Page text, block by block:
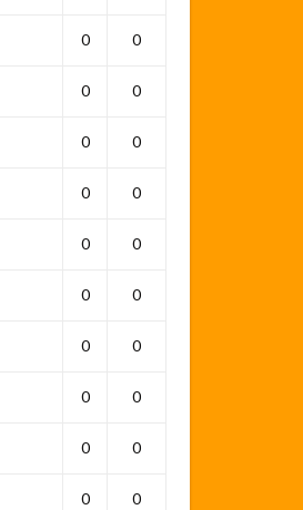
0 0
0 0
0 0
0 0
0 0
0 0
0 0
0 0
0 0
0 0